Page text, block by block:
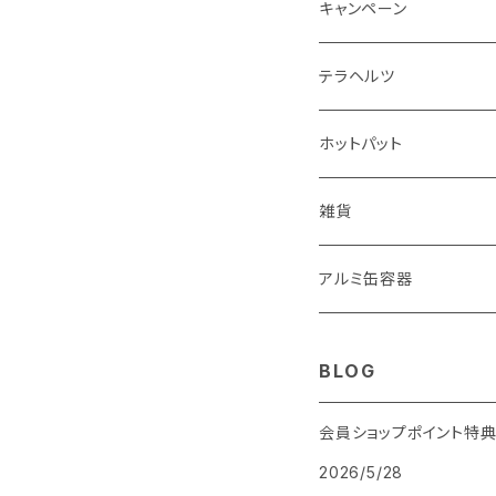
ジュエルスキンメディテー
定期便
クレンジング
Tシャツ
メディテーショn
メディテーションchair
キャンペーン
テラヘルツ
スティック
羽根型
ロング
雫
ホットパット
ストーンホットパット
ハーバルホットパット
雑貨
アルミ缶容器
BLOG
会員ショップポイント特
2026/5/28